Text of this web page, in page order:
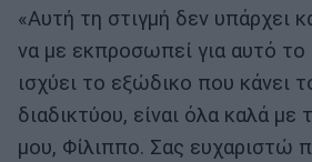
«Αυτή τη στιγμή δεν υπάρχει
να με εκπροσωπεί για αυτό το
ισχύει το εξώδικο που κάνει
διαδικτύου, είναι όλα καλά
μου, Φίλιππο. Σας ευχαριστώ